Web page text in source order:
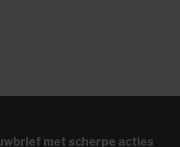
met scherpe acties